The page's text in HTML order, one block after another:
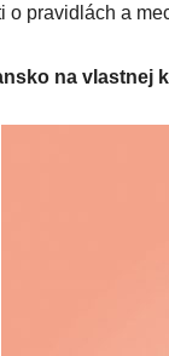
o pravidlách a
na vlastnej